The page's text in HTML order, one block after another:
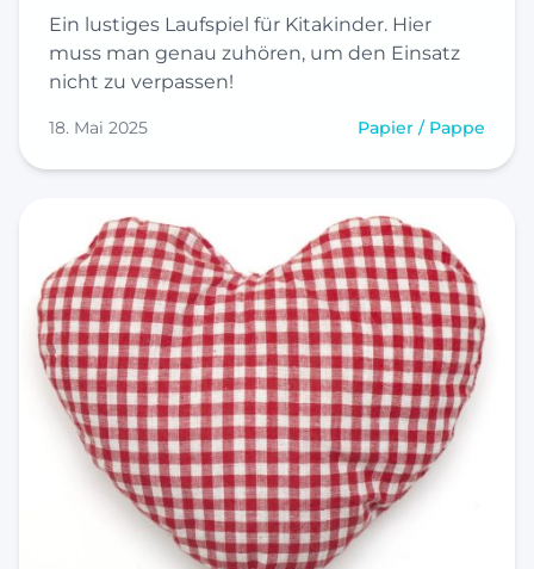
Ein lustiges Laufspiel für Kitakinder. Hier
muss man genau zuhören, um den Einsatz
nicht zu verpassen!
18. Mai 2025 Papier / Pappe